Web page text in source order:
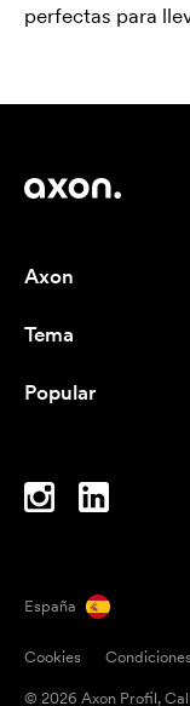
perfectas para
Axon
Nosotros
Careers
Tema
Más vendidos
Inspiración
Popular
Cuadernos
España
Cookies
© 2026 Axon Profil,